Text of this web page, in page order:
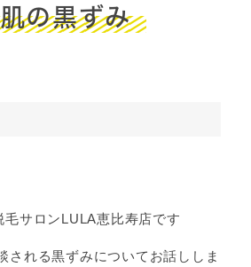
の黒ずみ
毛サロンLULA恵比寿店です
される黒ずみについてお話ししま